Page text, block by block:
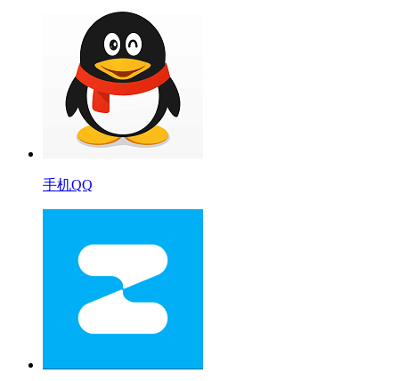
手机QQ